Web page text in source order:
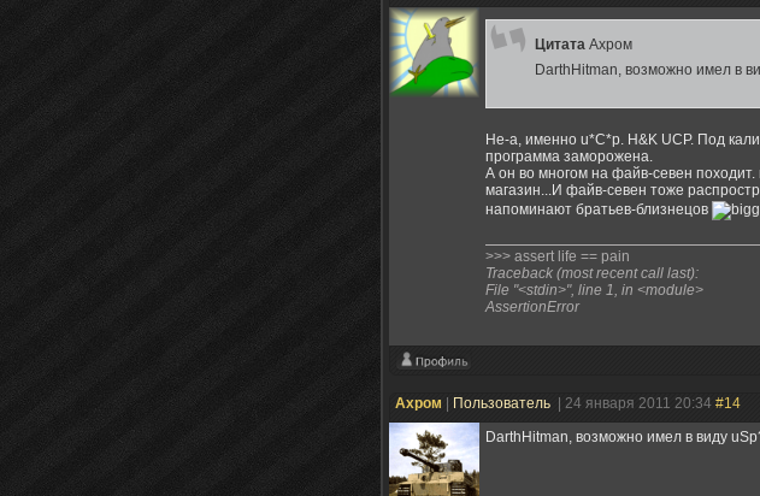
Цитата Ахром
DarthHitman, возможно имел в
Не-а, именно u*C*p. H&K UCP. Под
программа заморожена.
А он во многом на файв-севен
магазин...И файв-севен тоже
напоминают братьев-близнецов
>>> assert life == pain
Traceback (most recent call last):
File "<stdin>", line 1, in <module>
AssertionError
Ахром Пользователь | 24 января 2011 20:34 #14
DarthHitman, возможно имел в виду